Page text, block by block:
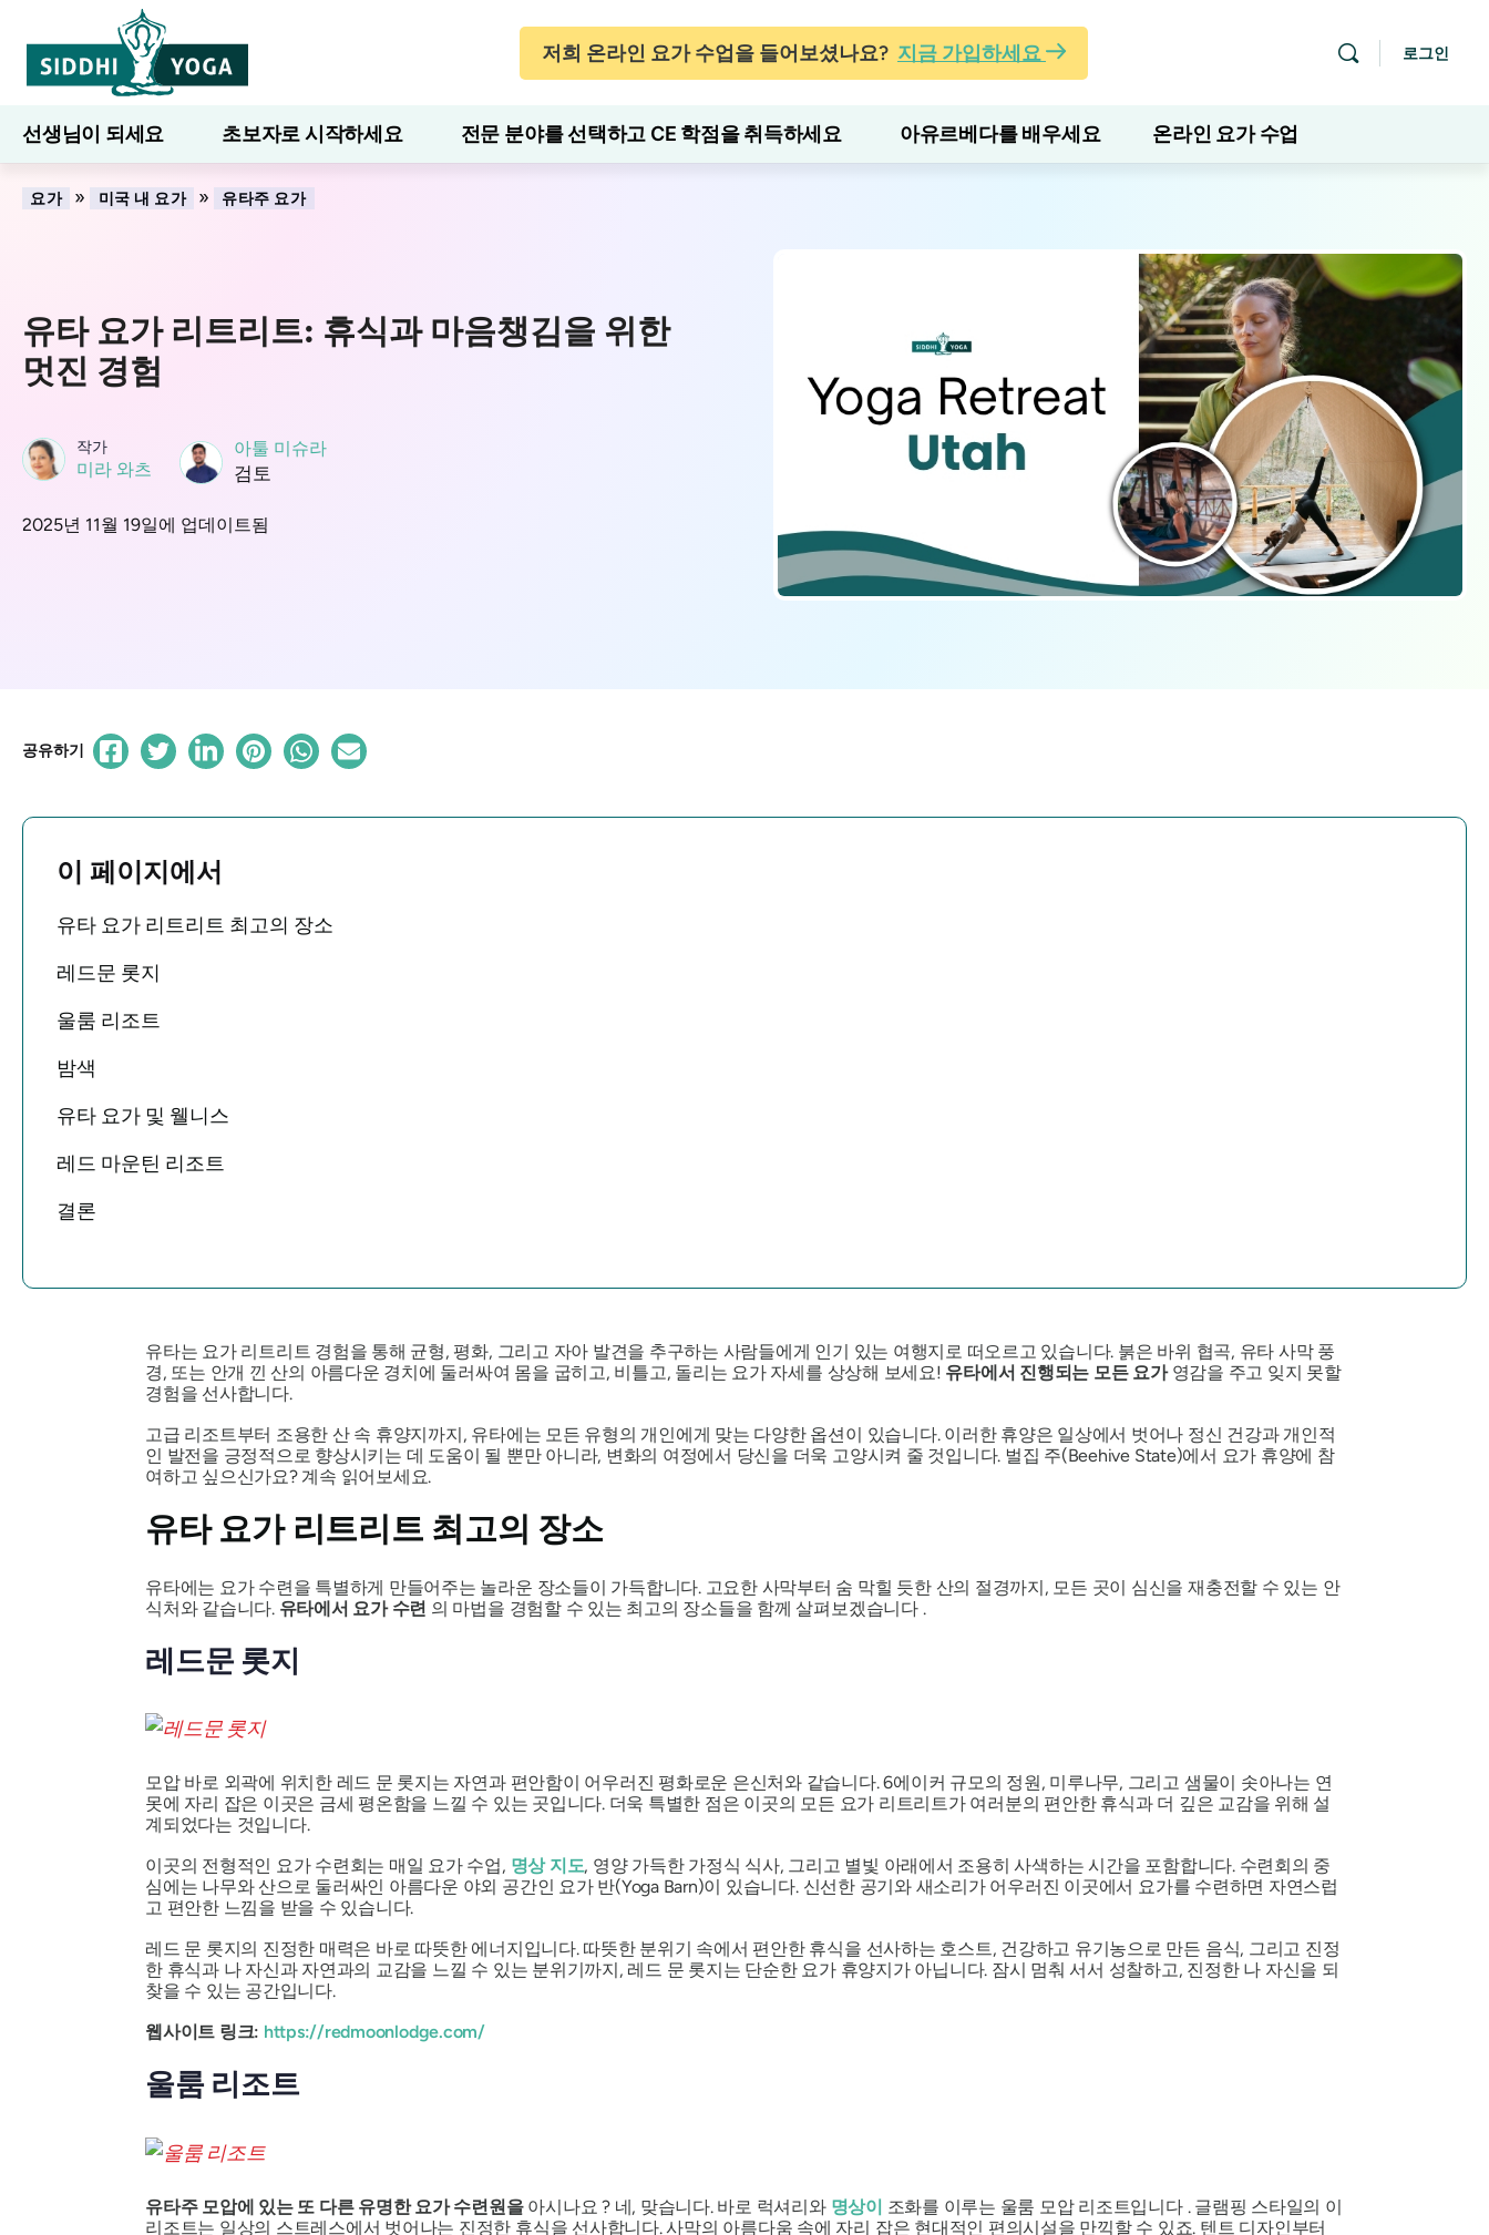
저희 온라인 요가 수업을 들어보셨나요? 지금 가입하세요 로그인
선생님이 되세요 초보자로 시작하세요 전문 분야를 선택하고 CE 학점을 취득하세요 아유르베다를 배우세요 온라인 요가 수업
7일간의 웰니스 블로그
요가 » 미국 내 요가 » 유타주 요가
유타 요가 리트리트: 휴식과 마음챙김을 위한
멋진 경험
작가
미라 와츠
아툴 미슈라
검토
2025년 11월 19일에 업데이트됨
공유하기
이 페이지에서
유타 요가 리트리트 최고의 장소
레드문 롯지
울룸 리조트
밤색
유타 요가 및 웰니스
레드 마운틴 리조트
결론
유타는 요가 리트리트 경험을 통해 균형, 평화, 그리고 자아 발견을 추구하는 사람들에게 인기 있는 여행지로 떠오르고 있습니다. 붉은 바위 협곡, 유타 사막 풍
경, 또는 안개 낀 산의 아름다운 경치에 둘러싸여 몸을 굽히고, 비틀고, 돌리는 요가 자세를 상상해 보세요! 유타에서 진행되는 모든 요가영감을 주고 잊지 못할
경험을 선사합니다.
고급 리조트부터 조용한 산 속 휴양지까지, 유타에는 모든 유형의 개인에게 맞는 다양한 옵션이 있습니다. 이러한 휴양은 일상에서 벗어나 정신 건강과 개인적
인 발전을 긍정적으로 향상시키는 데 도움이 될 뿐만 아니라, 변화의 여정에서 당신을 더욱 고양시켜 줄 것입니다. 벌집 주(Beehive State)에서 요가 휴양에 참
여하고 싶으신가요? 계속 읽어보세요.
유타 요가 리트리트 최고의 장소
유타에는 요가 수련을 특별하게 만들어주는 놀라운 장소들이 가득합니다. 고요한 사막부터 숨 막힐 듯한 산의 절경까지, 모든 곳이 심신을 재충전할 수 있는 안
식처와 같습니다. 유타에서 요가 수련 의 마법을 경험할 수 있는 최고의 장소들을 함께 살펴보겠습니다 .
레드문 롯지
모압 바로 외곽에 위치한 레드 문 롯지는 자연과 편안함이 어우러진 평화로운 은신처와 같습니다. 6에이커 규모의 정원, 미루나무, 그리고 샘물이 솟아나는 연
못에 자리 잡은 이곳은 금세 평온함을 느낄 수 있는 곳입니다. 더욱 특별한 점은 이곳의 모든 요가 리트리트가 여러분의 편안한 휴식과 더 깊은 교감을 위해 설
계되었다는 것입니다.
이곳의 전형적인 요가 수련회는 매일 요가 수업, 명상 지도, 영양 가득한 가정식 식사, 그리고 별빛 아래에서 조용히 사색하는 시간을 포함합니다. 수련회의 중
심에는 나무와 산으로 둘러싸인 아름다운 야외 공간인 요가 반(Yoga Barn)이 있습니다. 신선한 공기와 새소리가 어우러진 이곳에서 요가를 수련하면 자연스럽
고 편안한 느낌을 받을 수 있습니다.
레드 문 롯지의 진정한 매력은 바로 따뜻한 에너지입니다. 따뜻한 분위기 속에서 편안한 휴식을 선사하는 호스트, 건강하고 유기농으로 만든 음식, 그리고 진정
한 휴식과 나 자신과 자연과의 교감을 느낄 수 있는 분위기까지, 레드 문 롯지는 단순한 요가 휴양지가 아닙니다. 잠시 멈춰 서서 성찰하고, 진정한 나 자신을 되
찾을 수 있는 공간입니다.
웹사이트 링크: https://redmoonlodge.com/
울룸 리조트
유타주 모압에 있는 또 다른 유명한 요가 수련원을아시나요 ? 네, 맞습니다. 바로 럭셔리와 명상이 조화를 이루는 울룸 모압 리조트입니다 . 글램핑 스타일의 이
리조트는 일상의 스트레스에서 벗어나는 진정한 휴식을 선사합니다. 사막의 아름다움 속에 자리 잡은 현대적인 편의시설을 만끽할 수 있죠. 텐트 디자인부터